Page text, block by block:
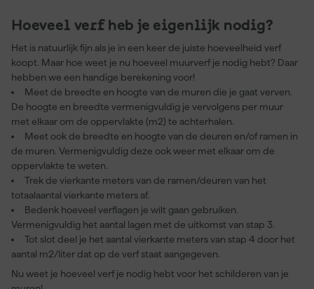
Hoeveel verf heb je eigenlijk nodig?
Het is natuurlijk fijn als je in een keer de juiste hoeveelheid verf
koopt. Maar hoe weet je nu hoeveel muurverf je nodig hebt? Daar
hebben we een handige berekening voor!
Meet de breedte en hoogte van de muren die je gaat verven.
De hoogte en breedte vermenigvuldig je vervolgens per muur
met elkaar om de oppervlakte (m2) te achterhalen.
Meet ook de breedte en hoogte van de deuren en/of ramen in
de muren. Vermenigvuldig deze ook weer met elkaar om de
oppervlakte te weten.
Trek de vierkante meters van de ramen/deuren van het
totaalaantal vierkante meters af.
Bedenk hoeveel verflagen je wilt gaan gebruiken.
Vermenigvuldig het aantal lagen met de uitkomst van stap 3.
Tot slot deel je het aantal vierkante meters van stap 4 door het
aantal m2/liter dat op de verf staat aangegeven.
Nu weet je hoeveel verf je nodig hebt voor het schilderen van je